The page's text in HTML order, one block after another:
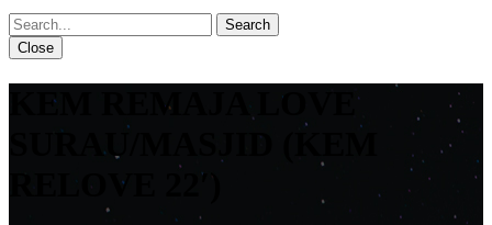
Close
KEM REMAJA LOVE
SURAU/MASJID (KEM
RELOVE 22′)